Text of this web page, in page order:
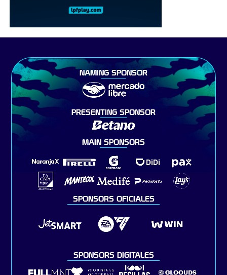
NAMING SPONSOR
PRESENTING SPONSOR
MAIN SPONSORS
SPONSORS OFICIALES
SPONSORS DIGITALES